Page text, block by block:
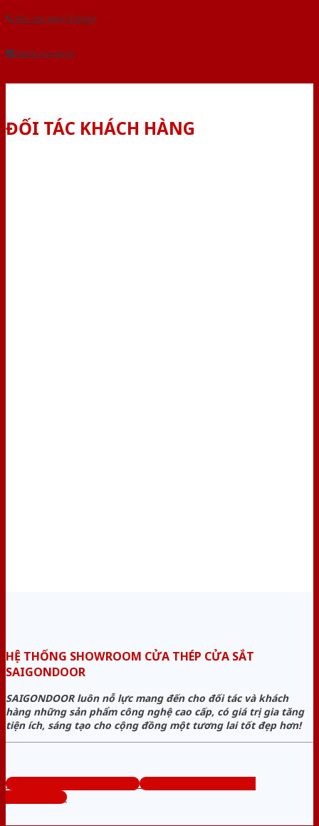
Yêu cầu gọi lại (3 phút)
Dành cho đại lý
ĐỐI TÁC KHÁCH HÀNG
HỆ THỐNG SHOWROOM CỬA THÉP CỬA SẮT
SAIGONDOOR
SAIGONDOOR luôn nỗ lực mang đến cho đối tác và khách
hàng những sản phẩm công nghệ cao cấp, có giá trị gia tăng
tiện ích, sáng tạo cho cộng đồng một tương lai tốt đẹp hơn!
www.cuanhuacomposite.org
Tổng đài tư vấn miễn phí:
0824.400.400